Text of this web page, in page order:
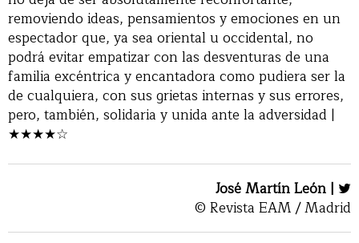
removiendo ideas, pensamientos y emociones en un
espectador que, ya sea oriental u occidental, no
podrá evitar empatizar con las desventuras de una
familia excéntrica y encantadora como pudiera ser la
de cualquiera, con sus grietas internas y sus errores,
pero, también, solidaria y unida ante la adversidad |
★★★★☆
José Martín León |
© Revista EAM / Madrid